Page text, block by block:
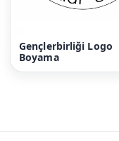
Gençlerbirliği Logo
Boyama